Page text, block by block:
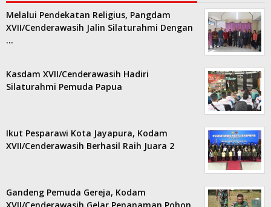
Melalui Pendekatan Religius, Pangdam
XVII/Cenderawasih Jalin Silaturahmi Dengan
…
Kasdam XVII/Cenderawasih Hadiri
Silaturahmi Pemuda Papua
Ikut Pesparawi Kota Jayapura, Kodam
XVII/Cenderawasih Berhasil Raih Juara 2
Gandeng Pemuda Gereja, Kodam
XVII/Cenderawasih Gelar Penanaman Pohon